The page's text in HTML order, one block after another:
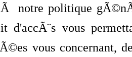
notre politique
d'accÃ¨s vous
vous concernant,